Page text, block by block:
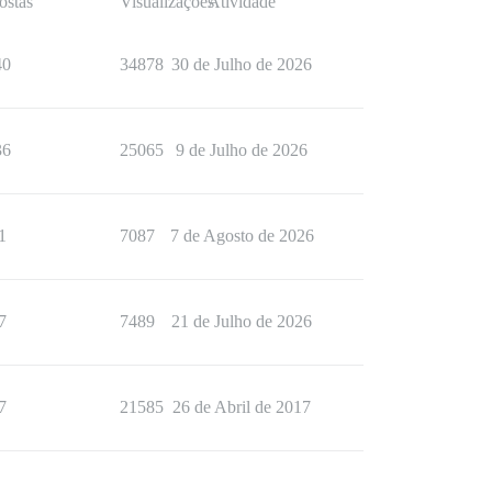
34878 30 de Julho de 2026
25065 9 de Julho de 2026
7087 7 de Agosto de 2026
7489 21 de Julho de 2026
21585 26 de Abril de 2017